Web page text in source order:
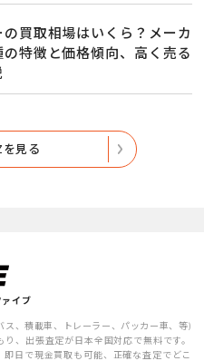
の買取相場はいくら？メーカ
の特徴と価格傾向、高く売る
を見る
ァイブ
ス、積載車、トレーラー、パッカー車、等)
、出張査定が日本全国対応で無料です。
日で現金買取も可能、正確な査定でどこ